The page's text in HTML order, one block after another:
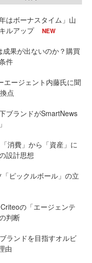
はボーナスタイム」山
ルアップ
NEW
果が出ないのか？購買
件
エージェント内藤氏に聞
点
ブランドがSmartNews
消費」から「資産」に
設計思想
「ピックルボール」の立
の「エージェンテ
判断
ランドを目指すオルビ
由